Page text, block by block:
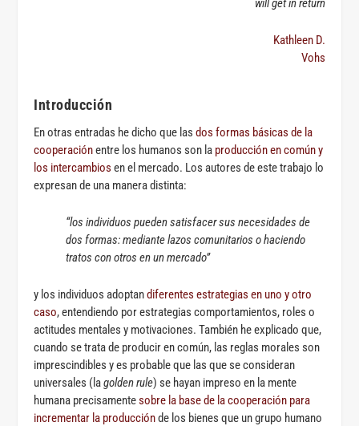
will get in return
Kathleen D.
Vohs
Introducción
En otras entradas he dicho que lasdos formas básicas de la
cooperaciónentre los humanos son la producción en común y
los intercambios en el mercado. Los autores de este trabajo lo
expresan de una manera distinta:
“los individuos pueden satisfacer sus necesidades de
dos formas: mediante lazos comunitarios o haciendo
tratos con otros en un mercado”
y los individuos adoptandiferentes estrategias en uno y otro
caso, entendiendo por estrategias comportamientos, roles o
actitudes mentales y motivaciones. También he explicado que,
cuando se trata de producir en común, las reglas morales son
imprescindibles y es probable que las que se consideran
universales (lagolden rule) se hayan impreso en la mente
humana precisamentesobre la base de la cooperación para
incrementar la producciónde los bienes que un grupo humano